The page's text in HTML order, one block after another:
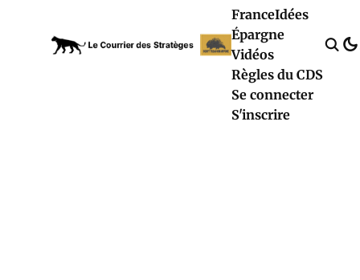
FranceIdées
Épargne
Vidéos
Règles du CDS
Se connecter
S'inscrire